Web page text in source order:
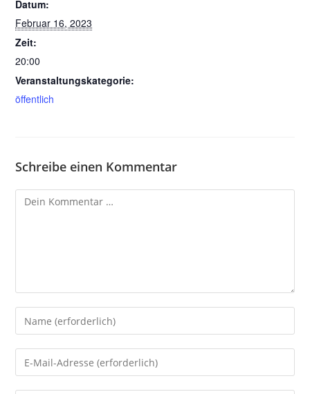
Datum:
Februar 16, 2023
Zeit:
20:00
Veranstaltungskategorie:
öffentlich
Schreibe einen Kommentar